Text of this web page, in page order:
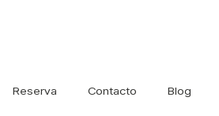
Reserva Contacto Blog